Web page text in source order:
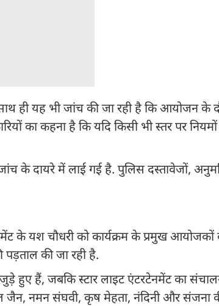
ही यह भी जांच की जा रही है कि आयोजन के
का कहना है कि यदि किसी भी स्तर पर
के दायरे में लाई गई है. पुलिस दस्तावेजों,
के यश चौधरी को कार्यक्रम के प्रमुख
पड़ताल की जा रही है.
हुए हैं, जबकि स्टार लाइट एंटरटेनमेंट का
जैन, नमन संघवी, कृष मेहता, नंदिनी और संजना